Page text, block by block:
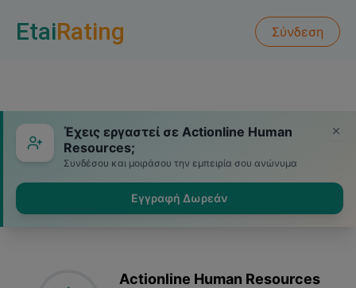
EtaiRating Σύνδεση
Έχεις εργαστεί σε Actionline Human
Resources;
Συνδέσου και μοιράσου την εμπειρία σου ανώνυμα
Εγγραφή Δωρεάν
Actionline Human Resources